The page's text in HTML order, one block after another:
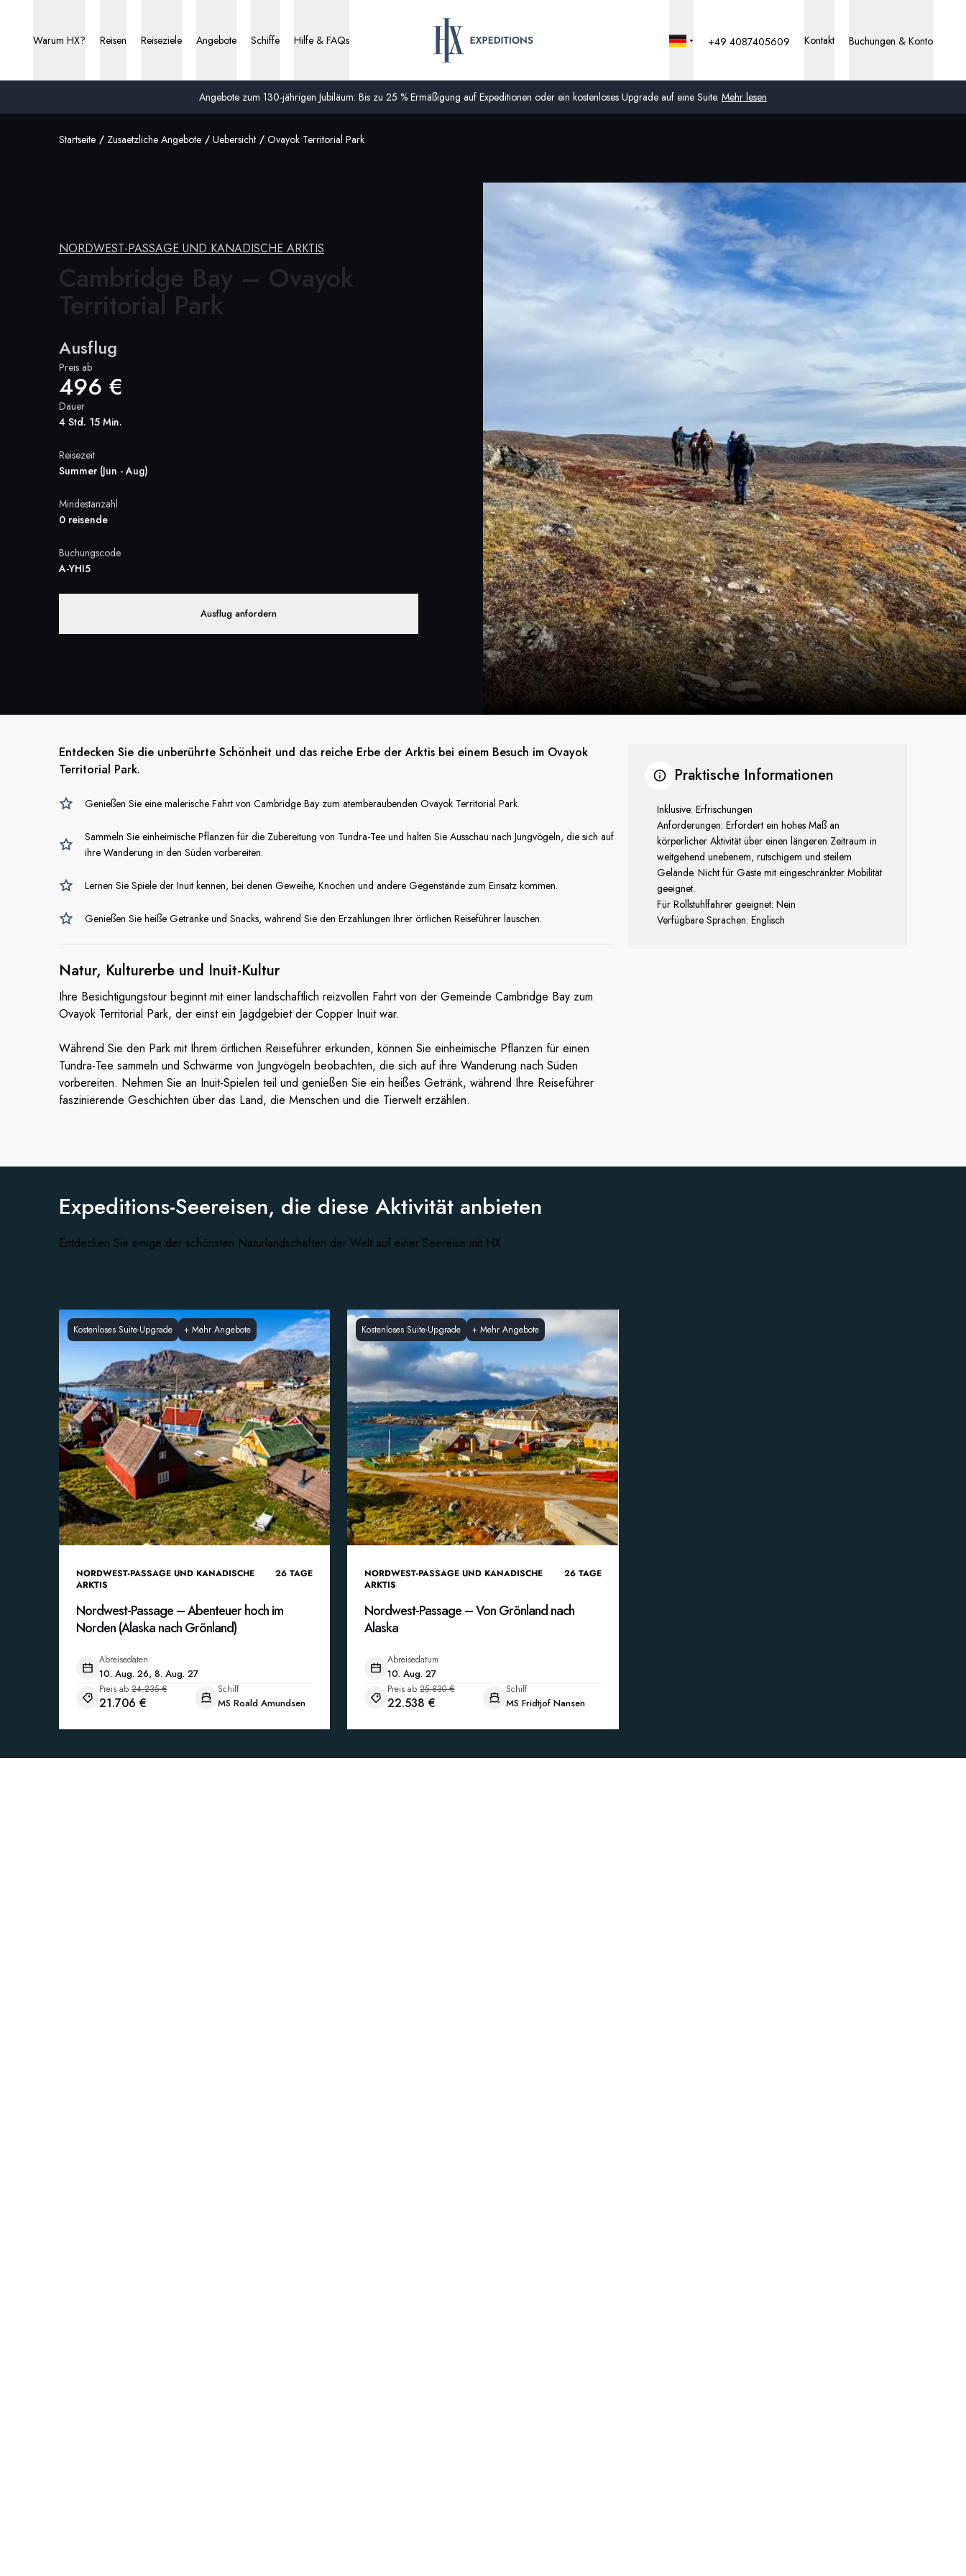
Angebote zum 130-jährigen Jubiläum: Bis zu 25 % Ermäßigung auf Expeditionen oder ein kostenloses Upgrade auf eine Suite. Mehr lesen
Warum HX? Reisen Reiseziele Angebote Schiffe Hilfe & FAQs
Vereinigtes Königreich
(England, Schottland,
Wales und Nordirland)
Deutschland
Frankreich
Dänemark
Norwegen
+49 4087405609 Kontakt Buchungen & Konto
Startseite Zusaetzliche Angebote Uebersicht Ovayok Territorial Park
NORDWEST-PASSAGE UND KANADISCHE ARKTIS
Cambridge Bay – Ovayok
Territorial Park
Ausflug
Preis ab
496 €
Dauer
4 Std. 15 Min.
Reisezeit
Summer (Jun - Aug)
Mindestanzahl
0 reisende
Buchungscode
A-YHI5
Ausflug anfordern
Entdecken Sie die unberührte Schönheit und das reiche Erbe der Arktis bei einem Besuch im Ovayok
Territorial Park.
Genießen Sie eine malerische Fahrt von Cambridge Bay zum atemberaubenden Ovayok Territorial Park.
Sammeln Sie einheimische Pflanzen für die Zubereitung von Tundra-Tee und halten Sie Ausschau nach Jungvögeln, die sich auf
ihre Wanderung in den Süden vorbereiten.
Lernen Sie Spiele der Inuit kennen, bei denen Geweihe, Knochen und andere Gegenstände zum Einsatz kommen.
Genießen Sie heiße Getränke und Snacks, während Sie den Erzählungen Ihrer örtlichen Reiseführer lauschen.
Natur, Kulturerbe und Inuit-Kultur
Ihre Besichtigungstour beginnt mit einer landschaftlich reizvollen Fahrt von der Gemeinde Cambridge Bay zum
Ovayok Territorial Park, der einst ein Jagdgebiet der Copper Inuit war.
Während Sie den Park mit Ihrem örtlichen Reiseführer erkunden, können Sie einheimische Pflanzen für einen
Tundra-Tee sammeln und Schwärme von Jungvögeln beobachten, die sich auf ihre Wanderung nach Süden
vorbereiten. Nehmen Sie an Inuit-Spielen teil und genießen Sie ein heißes Getränk, während Ihre Reiseführer
faszinierende Geschichten über das Land, die Menschen und die Tierwelt erzählen.
Praktische Informationen
Inklusive: Erfrischungen
Anforderungen: Erfordert ein hohes Maß an
körperlicher Aktivität über einen längeren Zeitraum in
weitgehend unebenem, rutschigem und steilem
Gelände. Nicht für Gäste mit eingeschränkter Mobilität
geeignet.
Für Rollstuhlfahrer geeignet: Nein
Verfügbare Sprachen: Englisch
Expeditions-Seereisen, die diese Aktivität anbieten
Entdecken Sie einige der schönsten Naturlandschaften der Welt auf einer Seereise mit HX
Kostenloses Suite-Upgrade + Mehr Angebote
NORDWEST-PASSAGE UND KANADISCHE
ARKTIS
26 TAGE
Nordwest-Passage – Abenteuer hoch im
Norden (Alaska nach Grönland)
Abreisedaten
10. Aug. 26, 8. Aug. 27
Preis ab 24.235 €
21.706 €
Schiff
MS Roald Amundsen
Kostenloses Suite-Upgrade +Mehr Angebote
NORDWEST-PASSAGE UND KANADISCHE
ARKTIS
26 TAGE
Nordwest-Passage – Von Grönland nach
Alaska
Abreisedatum
10. Aug. 27
Preis ab 25.830 €
22.538 €
Schiff
MS Fridtjof Nansen